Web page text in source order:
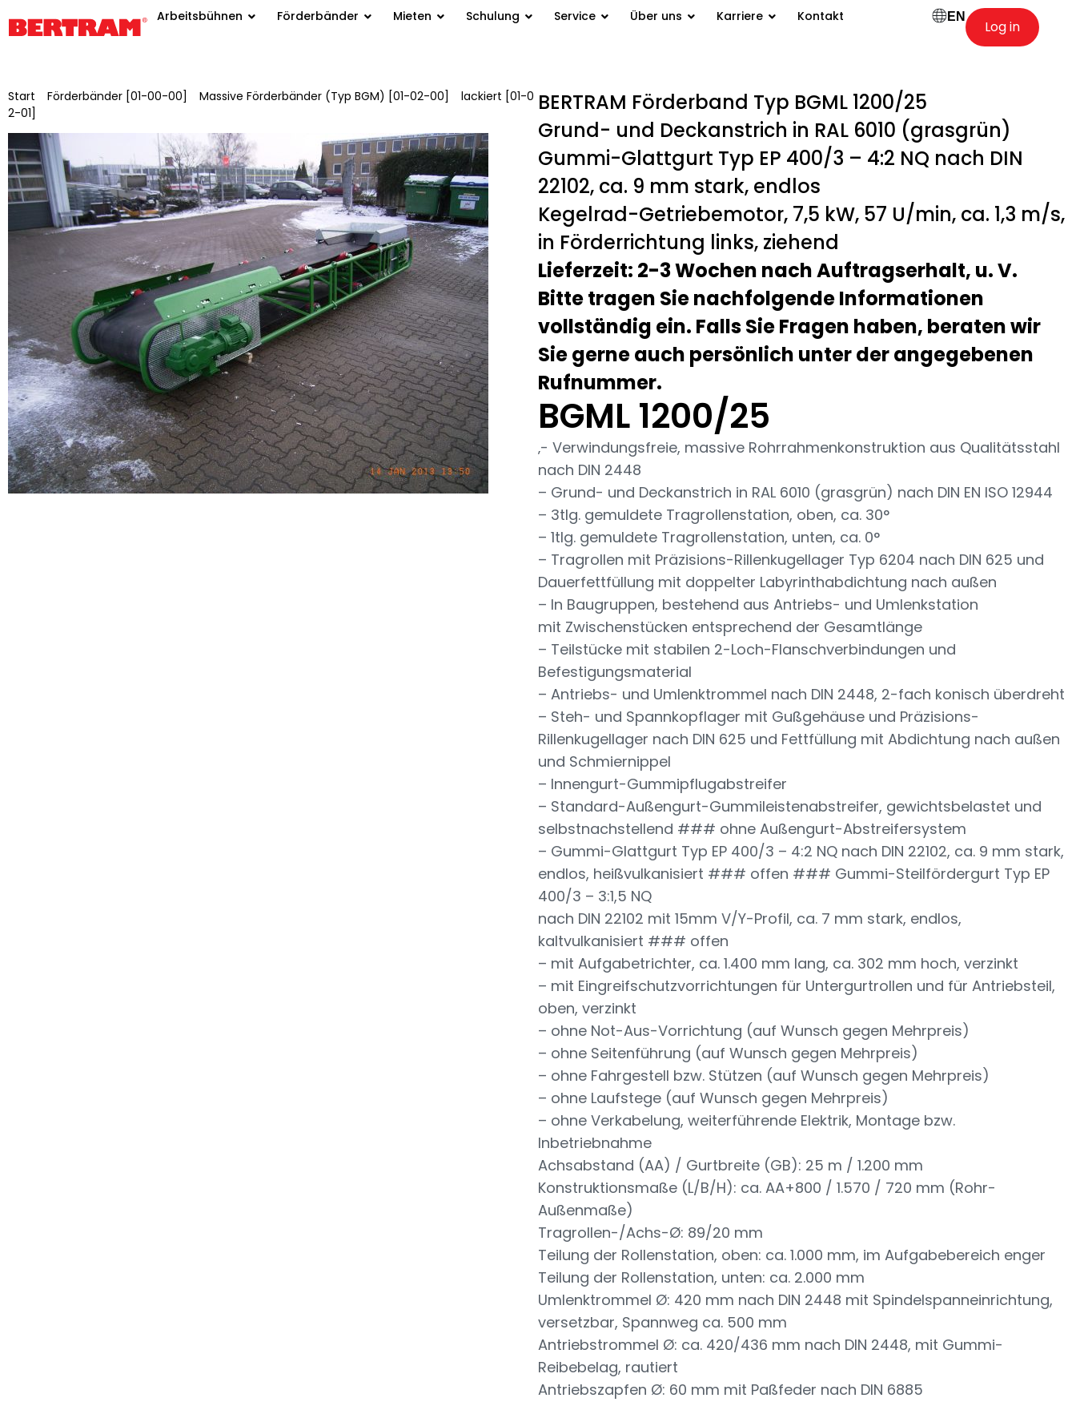
Arbeitsbühnen Förderbänder Mieten Schulung Service Über uns Karriere Kontakt EN
Log in
Start Förderbänder [01-00-00] Massive Förderbänder (Typ BGM) [01-02-00]
lackiert [01-0
2-01]
BERTRAM Förderband Typ BGML 1200/25
Grund- und Deckanstrich in RAL 6010 (grasgrün)
Gummi-Glattgurt Typ EP 400/3 – 4:2 NQ nach DIN
22102, ca. 9 mm stark, endlos
Kegelrad-Getriebemotor, 7,5 kW, 57 U/min, ca. 1,3 m/s,
in Förderrichtung links, ziehend
Lieferzeit: 2-3 Wochen nach Auftragserhalt, u. V.
Bitte tragen Sie nachfolgende Informationen
vollständig ein. Falls Sie Fragen haben, beraten wir
Sie gerne auch persönlich unter der angegebenen
Rufnummer.
BGML 1200/25
‚- Verwindungsfreie, massive Rohrrahmenkonstruktion aus Qualitätsstahl
nach DIN 2448
– Grund- und Deckanstrich in RAL 6010 (grasgrün) nach DIN EN ISO 12944
– 3tlg. gemuldete Tragrollenstation, oben, ca. 30°
– 1tlg. gemuldete Tragrollenstation, unten, ca. 0°
– Tragrollen mit Präzisions-Rillenkugellager Typ 6204 nach DIN 625 und
Dauerfettfüllung mit doppelter Labyrinthabdichtung nach außen
– In Baugruppen, bestehend aus Antriebs- und Umlenkstation
mit Zwischenstücken entsprechend der Gesamtlänge
– Teilstücke mit stabilen 2-Loch-Flanschverbindungen und
Befestigungsmaterial
– Antriebs- und Umlenktrommel nach DIN 2448, 2-fach konisch überdreht
– Steh- und Spannkopflager mit Gußgehäuse und Präzisions-
Rillenkugellager nach DIN 625 und Fettfüllung mit Abdichtung nach außen
und Schmiernippel
– Innengurt-Gummipflugabstreifer
– Standard-Außengurt-Gummileistenabstreifer, gewichtsbelastet und
selbstnachstellend ### ohne Außengurt-Abstreifersystem
– Gummi-Glattgurt Typ EP 400/3 – 4:2 NQ nach DIN 22102, ca. 9 mm stark,
endlos, heißvulkanisiert ### offen ### Gummi-Steilfördergurt Typ EP
400/3 – 3:1,5 NQ
nach DIN 22102 mit 15mm V/Y-Profil, ca. 7 mm stark, endlos,
kaltvulkanisiert ### offen
– mit Aufgabetrichter, ca. 1.400 mm lang, ca. 302 mm hoch, verzinkt
– mit Eingreifschutzvorrichtungen für Untergurtrollen und für Antriebsteil,
oben, verzinkt
– ohne Not-Aus-Vorrichtung (auf Wunsch gegen Mehrpreis)
– ohne Seitenführung (auf Wunsch gegen Mehrpreis)
– ohne Fahrgestell bzw. Stützen (auf Wunsch gegen Mehrpreis)
– ohne Laufstege (auf Wunsch gegen Mehrpreis)
– ohne Verkabelung, weiterführende Elektrik, Montage bzw.
Inbetriebnahme
Achsabstand (AA) / Gurtbreite (GB): 25 m / 1.200 mm
Konstruktionsmaße (L/B/H): ca. AA+800 / 1.570 / 720 mm (Rohr-
Außenmaße)
Tragrollen-/Achs-Ø: 89/20 mm
Teilung der Rollenstation, oben: ca. 1.000 mm, im Aufgabebereich enger
Teilung der Rollenstation, unten: ca. 2.000 mm
Umlenktrommel Ø: 420 mm nach DIN 2448 mit Spindelspanneinrichtung,
versetzbar, Spannweg ca. 500 mm
Antriebstrommel Ø: ca. 420/436 mm nach DIN 2448, mit Gummi-
Reibebelag, rautiert
Antriebszapfen Ø: 60 mm mit Paßfeder nach DIN 6885